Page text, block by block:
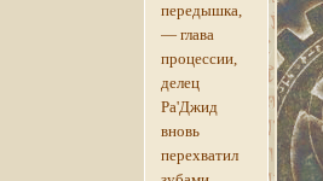
передышка,
— глава
процессии,
делец
Ра'Джид
вновь
перехватил